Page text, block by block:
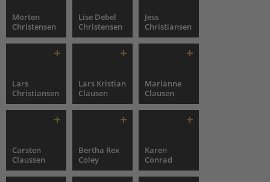
Morten
Christensen
Lise Debel
Christensen
Jess
Christiansen
Lars
Christiansen
Lars Kristian
Clausen
Marianne
Clausen
Carsten
Claussen
Bertha Rex
Coley
Karen
Conrad